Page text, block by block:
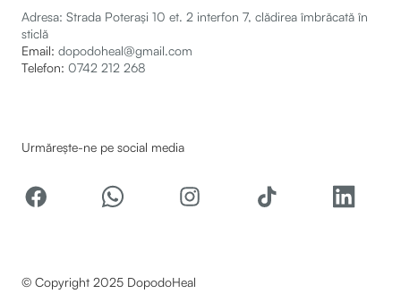
Adresa: Strada Poterași 10 et. 2 interfon 7, clădirea îmbrăcată în
sticlă
Email: dopodoheal@gmail.com
Telefon: 0742 212 268
© Copyright 2025 DopodoHeal
Urmărește-ne pe social media